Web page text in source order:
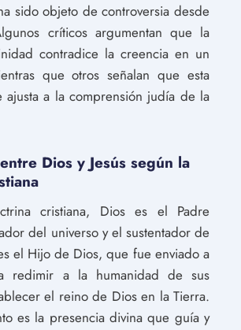
sido objeto de controversia desde
críticos argumentan que la
contradice la creencia en un
que otros señalan que esta
ajusta a la comprensión judía de la
Dios y Jesús según la
cristiana, Dios es el Padre
del universo y el sustentador de
el Hijo de Dios, que fue enviado a
redimir a la humanidad de sus
el reino de Dios en la Tierra.
es la presencia divina que guía y